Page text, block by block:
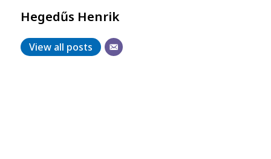
Hegedűs Henrik
View all posts